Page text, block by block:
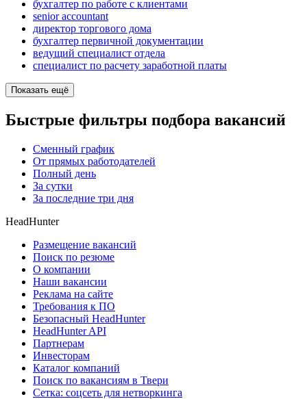
бухгалтер по работе с клиентами
senior accountant
директор торгового дома
бухгалтер первичной документации
ведущий специалист отдела
специалист по расчету заработной платы
Показать ещё
Быстрые фильтры подбора вакансий
Сменный график
От прямых работодателей
Полный день
За сутки
За последние три дня
HeadHunter
Размещение вакансий
Поиск по резюме
О компании
Наши вакансии
Реклама на сайте
Требования к ПО
Безопасный HeadHunter
HeadHunter API
Партнерам
Инвесторам
Каталог компаний
Поиск по вакансиям в Твери
Сетка: соцсеть для нетворкинга